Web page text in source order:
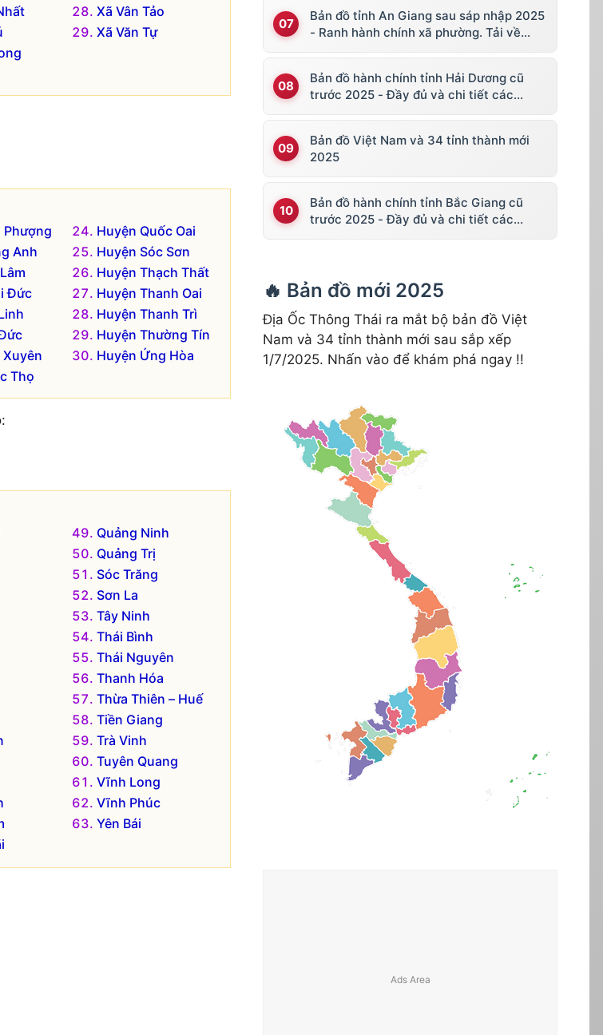
Xã Vân Tảo
Xã Văn Tự
Phượng
Anh
Đức
Xuyên
Thọ
Huyện Quốc Oai
Huyện Sóc Sơn
Huyện Thạch Thất
Huyện Thanh Oai
Huyện Thanh Trì
Huyện Thường Tín
Huyện Ứng Hòa
Quảng Ninh
Quảng Trị
Sóc Trăng
Sơn La
Tây Ninh
Thái Bình
Thái Nguyên
Thanh Hóa
Thừa Thiên – Huế
Tiền Giang
Trà Vinh
Tuyên Quang
Vĩnh Long
Vĩnh Phúc
Yên Bái
Bản đồ tỉnh An Giang sau sáp nhập 2025
- Ranh hành chính xã phường. Tải về
Bản đồ hành chính tỉnh Hải Dương cũ
trước 2025 - Đầy đủ và chi tiết các
Bản đồ Việt Nam và 34 tỉnh thành mới
2025
Bản đồ hành chính tỉnh Bắc Giang cũ
trước 2025 - Đầy đủ và chi tiết các
🔥 Bản đồ mới 2025
Địa Ốc Thông Thái ra mắt bộ bản đồ Việt
Nam và 34 tỉnh thành mới sau sắp xếp
1/7/2025. Nhấn vào để khám phá ngay !!